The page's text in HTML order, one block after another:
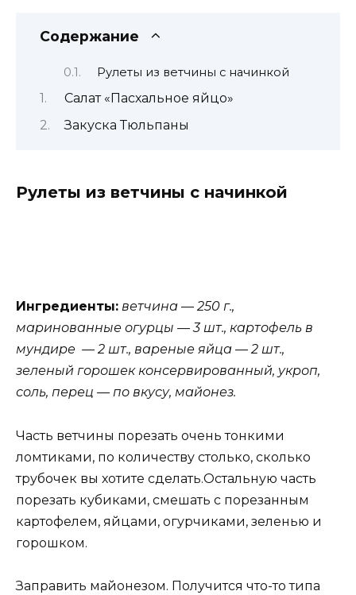
Содержание
Рулеты из ветчины с начинкой
Салат «Пасхальное яйцо»
Закуска Тюльпаны
Рулеты из ветчины с начинкой
Ингредиенты: ветчина — 250 г.,
маринованные огурцы — 3 шт., картофель в
мундире — 2 шт., вареные яйца — 2 шт.,
зеленый горошек консервированный, укроп,
соль, перец — по вкусу, майонез.
Часть ветчины порезать очень тонкими
ломтиками, по количеству столько, сколько
трубочек вы хотите сделать.Остальную часть
порезать кубиками, смешать с порезанным
картофелем, яйцами, огурчиками, зеленью и
горошком.
Заправить майонезом. Получится что-то типа